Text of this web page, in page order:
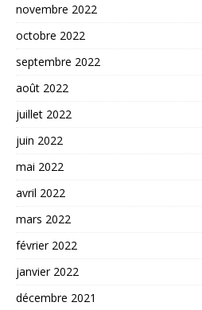
novembre 2022
octobre 2022
septembre 2022
août 2022
juillet 2022
juin 2022
mai 2022
avril 2022
mars 2022
février 2022
janvier 2022
décembre 2021